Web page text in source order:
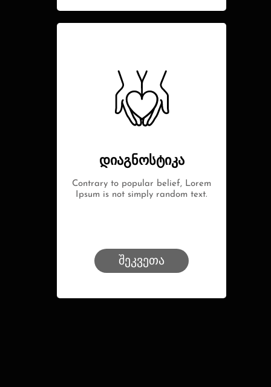
დიაგნოსტიკა
Contrary to popular belief, Lorem
Ipsum is not simply random text.
შეკვეთა